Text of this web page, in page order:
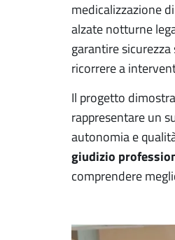
medicalizzazione
alzate notturne
garantire
ricorrere a
Il progetto
rappresentare un
autonomia e
giudizio
comprendere